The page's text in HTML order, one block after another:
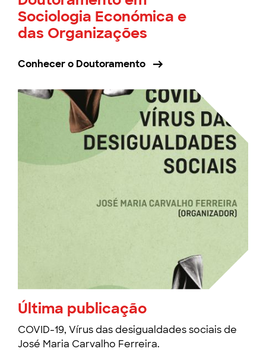
Sociologia Económica e
das Organizações
Conhecer o Doutoramento
Última publicação
COVID-19, Vírus das desigualdades sociais de
José Maria Carvalho Ferreira.